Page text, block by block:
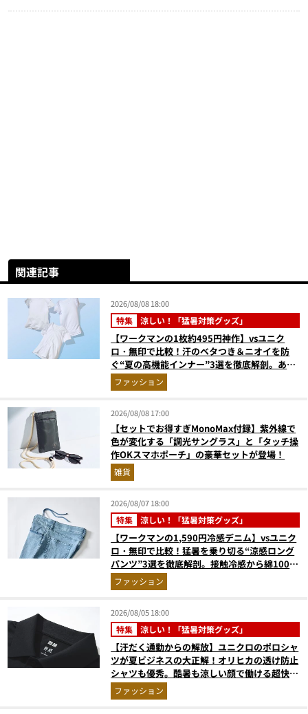
関連記事
2026/08/08 18:00
特集 涼しい！「猛暑対策グッズ」
【ワークマンの1枚約495円神作】vsユニク
ロ・無印で比較！汗のベタつき＆ニオイを防
ぐ“夏の高機能インナー”3選を徹底解剖。あな
たに最適な1着は？
ファッション
2026/08/08 17:00
【セットでお得すぎMonoMax付録】紫外線で
色が変化する「調光サングラス」と「タッチ操
作OKスマホポーチ」の豪華セットが登場！
雑貨
2026/08/07 18:00
特集 涼しい！「猛暑対策グッズ」
【ワークマンの1,590円冷感デニム】vsユニク
ロ・無印で比較！猛暑を乗り切る“涼感ロング
パンツ”3選を徹底解剖。接触冷感から綿100%
まで決定版
ファッション
2026/08/05 18:00
特集 涼しい！「猛暑対策グッズ」
【汗だく通勤からの解放】ユニクロのポロシャ
ツが夏ビジネスの大正解！オリヒカの透け防止
シャツも優秀。酷暑も涼しい顔で働ける超快適
ウエアの実力
ファッション